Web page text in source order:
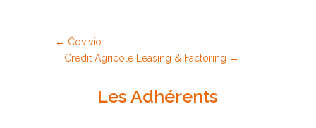
← Covivio
Crédit Agricole Leasing & Factoring →
Les Adhérents